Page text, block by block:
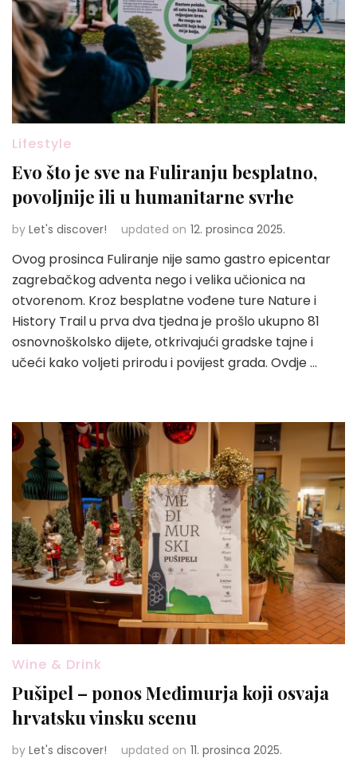
Lifestyle
Evo što je sve na Fuliranju besplatno,
povoljnije ili u humanitarne svrhe
by Let's discover! updated on 12. prosinca 2025.
Ovog prosinca Fuliranje nije samo gastro epicentar
zagrebačkog adventa nego i velika učionica na
otvorenom. Kroz besplatne vođene ture Nature i
History Trail u prva dva tjedna je prošlo ukupno 81
osnovnoškolsko dijete, otkrivajući gradske tajne i
učeći kako voljeti prirodu i povijest grada. Ovdje …
Wine & Drink
Pušipel – ponos Međimurja koji osvaja
hrvatsku vinsku scenu
by Let's discover! updated on 11. prosinca 2025.